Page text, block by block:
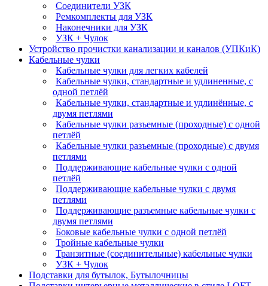
Соединители УЗК
Ремкомплекты для УЗК
Наконечники для УЗК
УЗК + Чулок
Устройство прочистки канализации и каналов (УПКиК)
Кабельные чулки
Кабельные чулки для легких кабелей
Кабельные чулки, стандартные и удлиненные, с
одной петлёй
Кабельные чулки, стандартные и удлинённые, с
двумя петлями
Кабельные чулки разъемные (проходные) с одной
петлёй
Кабельные чулки разъемные (проходные) с двумя
петлями
Поддерживающие кабельные чулки с одной
петлёй
Поддерживающие кабельные чулки с двумя
петлями
Поддерживающие разъемные кабельные чулки с
двумя петлями
Боковые кабельные чулки с одной петлёй
Тройные кабельные чулки
Транзитные (соединительные) кабельные чулки
УЗК + Чулок
Подставки для бутылок, Бутылочницы